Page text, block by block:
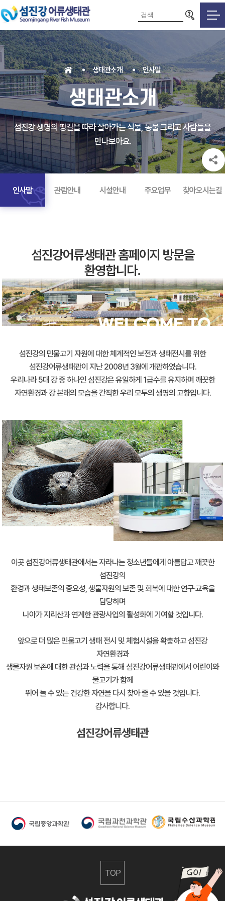
검색영역
생태관소개 인사말
생태관소개
섬진강 생명의 땅길을 따라 살아가는 식물, 동물 그리고 사람들을
만나보아요.
인사말 관람안내 시설안내 주요업무 찾아오시는길
섬진강어류생태관 홈페이지 방문을
환영합니다.
섬진강의 민물고기 자원에 대한 체계적인 보전과 생태전시를 위한
섬진강어류생태관이 지난 2008년 3월에 개관하였습니다.
우리나라 5대 강 중 하나인 섬진강은 유일하게 1급수를 유지하며 깨끗한
자연환경과 강 본래의 모습을 간직한 우리 모두의 생명의 고향입니다.
이곳 섬진강어류생태관에서는 자라나는 청소년들에게 아름답고 깨끗한
섬진강의
환경과 생태보존의 중요성, 생물자원의 보존 및 회복에 대한 연구·교육을
담당하며
나아가 지리산과 연계한 관광사업의 활성화에 기여할 것입니다.
앞으로 더 많은 민물고기 생태 전시 및 체험시설을 확충하고 섬진강
자연환경과
생물자원 보존에 대한 관심과 노력을 통해 섬진강어류생태관에서 어린이와
물고기가 함께
뛰어 놀 수 있는 건강한 자연을 다시 찾아 줄 수 있을 것입니다.
감사합니다.
섬진강어류생태관
TOP